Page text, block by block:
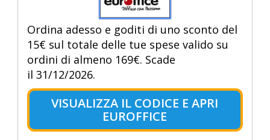
Ordina adesso e goditi di uno sconto del
15€ sul totale delle tue spese valido su
ordini di almeno 169€. Scade
il 31/12/2026.
VISUALIZZA IL CODICE E APRI
EUROFFICE